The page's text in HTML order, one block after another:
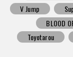
V Jump
BLOOD
Toyotarou